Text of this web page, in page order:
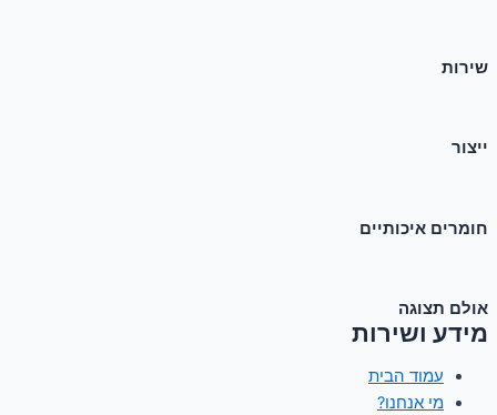
שירות
ייצור
חומרים איכותיים
אולם תצוגה
מידע ושירות
עמוד הבית
מי אנחנו?